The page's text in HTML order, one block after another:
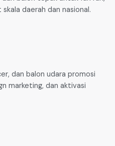
daerah dan nasional.
dan balon udara promosi
marketing, dan aktivasi